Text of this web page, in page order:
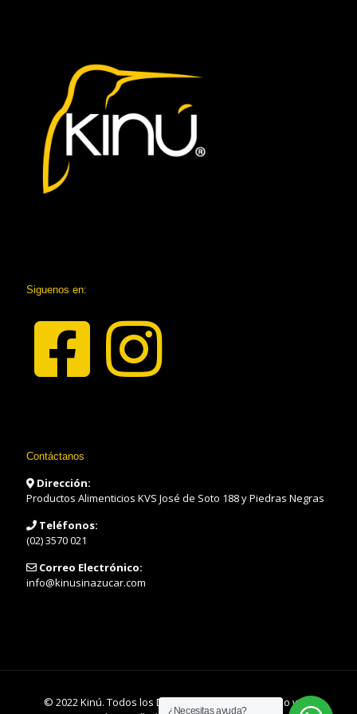
Siguenos en:
Contáctanos
Dirección:
Productos Alimenticios KVS José de Soto 188 y Piedras Negras
Teléfonos:
(02) 3570 021
Correo Electrónico:
info@kinusinazucar.com
© 2022 Kinú. Todos los Derechos Reservados. Sitio web
¿Necesitas ayuda?